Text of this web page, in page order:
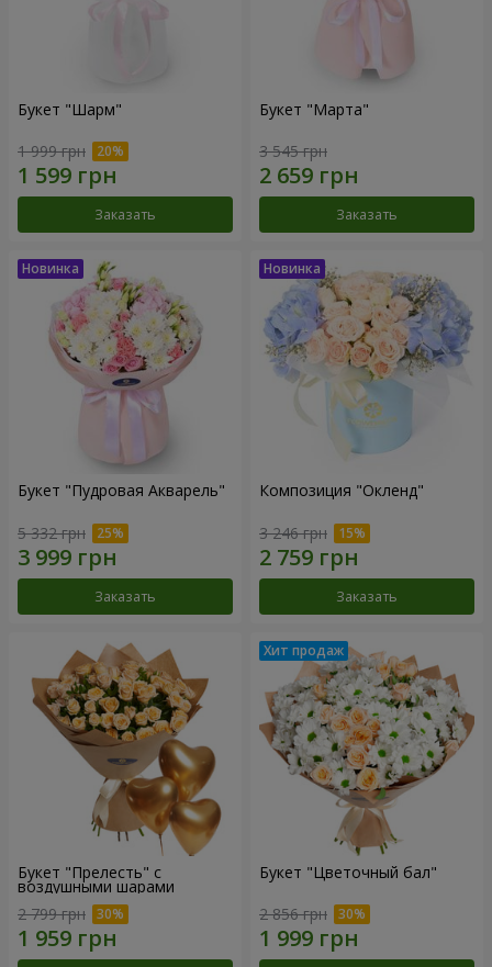
Букет "Шарм"
1 999 грн
Заказать
Букет "Марта"
3 545 грн
Заказать
Букет "Пудровая Акварель"
5 332 грн
Заказать
Композиция "Окленд"
3 246 грн
Заказать
Букет "Прелесть" с
воздушными шарами
2 799 грн
Букет "Цветочный бал"
2 856 грн